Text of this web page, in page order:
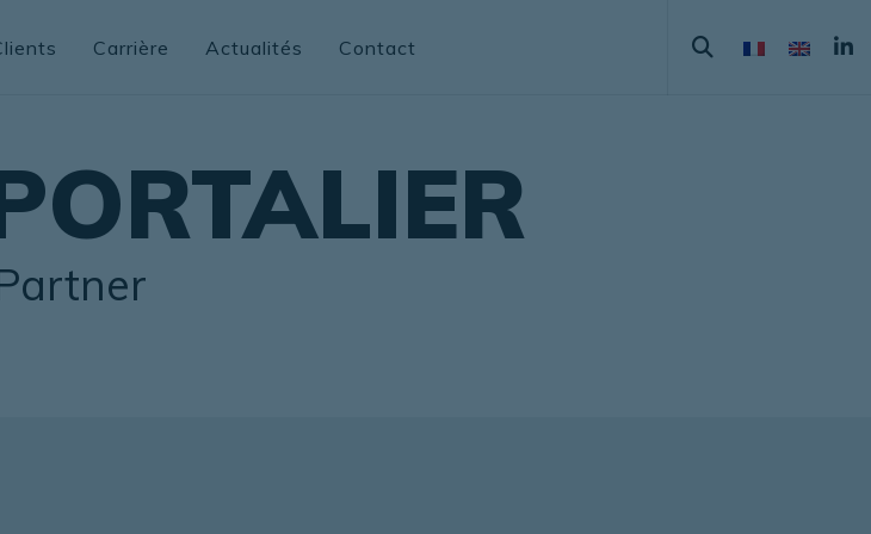
Carrière Actualités Contact